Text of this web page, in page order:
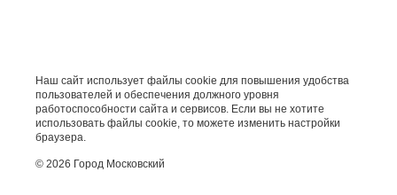
Наш сайт использует файлы cookie для повышения удобства
пользователей и обеспечения должного уровня
работоспособности сайта и сервисов. Если вы не хотите
использовать файлы cookie, то можете изменить настройки
браузера.
© 2026 Город Московский